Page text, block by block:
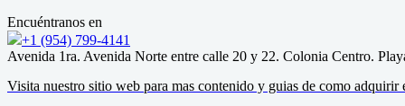
Encuéntranos en
+1 (954) 799-4141
Avenida 1ra. Avenida Norte entre calle 20 y 22. Colonia Centro.
Visita nuestro sitio web para mas contenido y guias de como